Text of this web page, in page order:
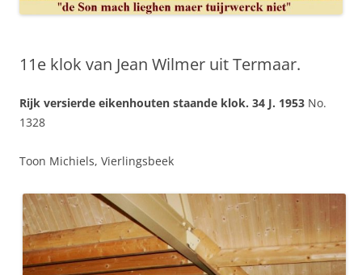
11e klok van Jean Wilmer uit Termaar.
Rijk versierde eikenhouten staande klok. 34 J. 1953 No.
1328
Toon Michiels, Vierlingsbeek